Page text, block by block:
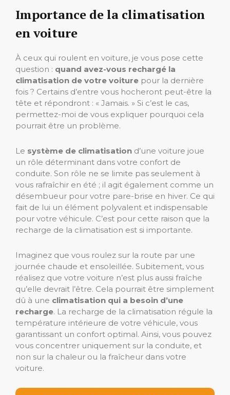
Importance de la climatisation
en voiture
À ceux qui roulent en voiture, je vous pose cette
question : quand avez-vous rechargé la
climatisation de votre voiture pour la dernière
fois ? Certains d’entre vous hocheront peut-être la
tête et répondront : « Jamais. » Si c’est le cas,
permettez-moi de vous expliquer pourquoi cela
pourrait être un problème.
Le système de climatisation d’une voiture joue
un rôle déterminant dans votre confort de
conduite. Son rôle ne se limite pas seulement à
vous rafraîchir en été ; il agit également comme un
désembueur pour votre pare-brise en hiver. Ce qui
fait de lui un élément polyvalent et indispensable
pour votre véhicule. C’est pour cette raison que la
recharge de la climatisation est si importante.
Imaginez que vous roulez sur la route par une
journée chaude et ensoleillée. Subitement, vous
réalisez que votre voiture n’est plus aussi fraîche
qu’elle devrait l’être. Cela pourrait être simplement
dû à une climatisation qui a besoin d’une
recharge. La recharge de la climatisation régule la
température intérieure de votre véhicule, vous
garantissant un confort optimal. Ainsi, vous pouvez
vous concentrer uniquement sur la conduite, et
non sur la chaleur ou la fraîcheur dans votre
voiture.